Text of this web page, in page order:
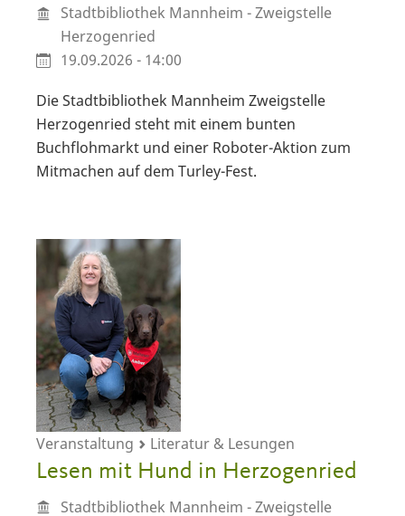
Stadtbibliothek Mannheim - Zweigstelle
Herzogenried
19.09.2026 - 14:00
Die Stadtbibliothek Mannheim Zweigstelle
Herzogenried steht mit einem bunten
Buchflohmarkt und einer Roboter-Aktion zum
Mitmachen auf dem Turley-Fest.
Veranstaltung Literatur & Lesungen
Lesen mit Hund in Herzogenried
Stadtbibliothek Mannheim - Zweigstelle